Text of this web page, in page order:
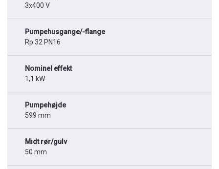
3x400 V
Pumpehusgange/-flange
Rp 32 PN16
Nominel effekt
1,1 kW
Pumpehøjde
599 mm
Midt rør/gulv
50 mm